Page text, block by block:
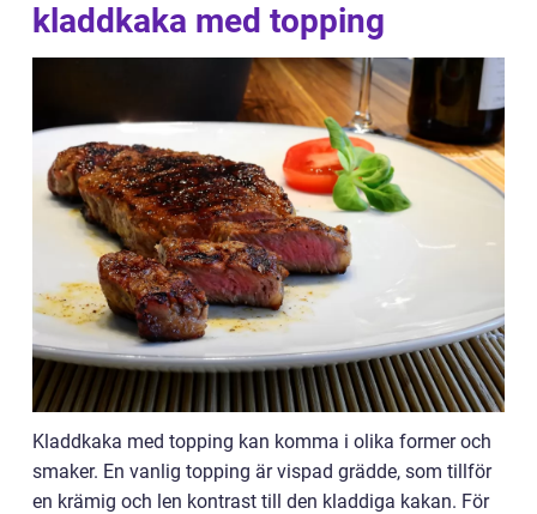
kladdkaka med topping
Kladdkaka med topping kan komma i olika former och
smaker. En vanlig topping är vispad grädde, som tillför
en krämig och len kontrast till den kladdiga kakan. För